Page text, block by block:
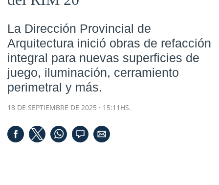
La Dirección Provincial de
Arquitectura inició obras de refacción
integral para nuevas superficies de
juego, iluminación, cerramiento
perimetral y más.
18 DE SEPTIEMBRE DE 2025 · 15:11HS.